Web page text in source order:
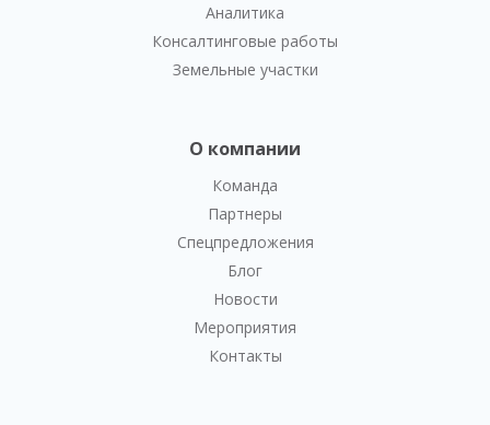
Аналитика
Консалтинговые работы
Земельные участки
О компании
Команда
Партнеры
Спецпредложения
Блог
Новости
Мероприятия
Контакты